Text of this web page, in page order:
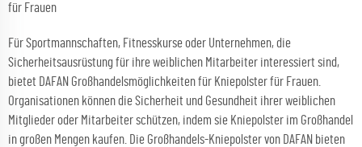
für Frauen
Für Sportmannschaften, Fitnesskurse oder Unternehmen, die
Sicherheitsausrüstung für ihre weiblichen Mitarbeiter interessiert sind,
bietet DAFAN Großhandelsmöglichkeiten für Kniepolster für Frauen.
Organisationen können die Sicherheit und Gesundheit ihrer weiblichen
Mitglieder oder Mitarbeiter schützen, indem sie Kniepolster im Großhandel
in großen Mengen kaufen. Die Großhandels-Kniepolster von DAFAN bieten